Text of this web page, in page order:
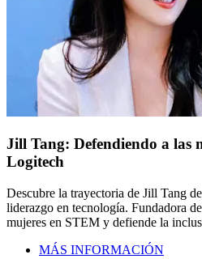
Jill Tang: Defendiendo a las
Logitech
Descubre la trayectoria de Jill Tang
liderazgo en tecnología. Fundadora
mujeres en STEM y defiende la
MÁS INFORMACIÓN